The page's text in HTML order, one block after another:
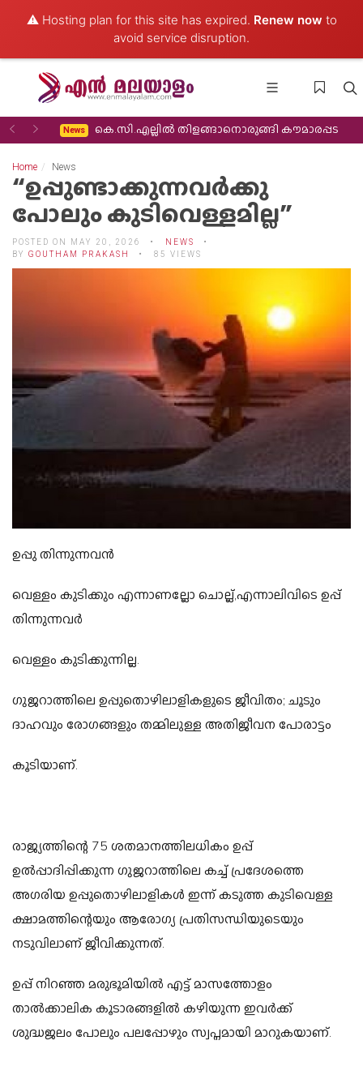
⚠️ Hosting plan for this site has expired. Renew now to
avoid service disruption.
Previous
Next
തിരിച്ചുവരവ് News കെ.സി.എല്ലിൽ തിളങ്ങാനൊരുങ്ങി കൗമാരപ്പട
Home News
“ഉപ്പുണ്ടാക്കുന്നവർക്കു
പോലും കുടിവെള്ളമില്ല”
POSTED ON MAY 20, 2026
NEWS
BY GOUTHAM PRAKASH 85 VIEWS
ഉപ്പു തിന്നുന്നവൻ
വെള്ളം കുടിക്കും എന്നാണല്ലോ ചൊല്ല്,എന്നാലിവിടെ ഉപ്പ്
തിന്നുന്നവർ
വെള്ളം കുടിക്കുന്നില്ല.
ഗുജറാത്തിലെ ഉപ്പുതൊഴിലാളികളുടെ ജീവിതം; ചൂടും
ദാഹവും രോഗങ്ങളും തമ്മിലുള്ള അതിജീവന പോരാട്ടം
കൂടിയാണ്.
രാജ്യത്തിന്റെ 75 ശതമാനത്തിലധികം ഉപ്പ്
ഉൽപ്പാദിപ്പിക്കുന്ന ഗുജറാത്തിലെ കച്ച് പ്രദേശത്തെ
അഗരിയ ഉപ്പുതൊഴിലാളികൾ ഇന്ന് കടുത്ത കുടിവെള്ള
ക്ഷാമത്തിന്റെയും ആരോഗ്യ പ്രതിസന്ധിയുടെയും
നടുവിലാണ് ജീവിക്കുന്നത്.
ഉപ്പ് നിറഞ്ഞ മരുഭൂമിയിൽ എട്ട് മാസത്തോളം
താൽക്കാലിക കൂടാരങ്ങളിൽ കഴിയുന്ന ഇവർക്ക്
ശുദ്ധജലം പോലും പലപ്പോഴും സ്വപ്നമായി മാറുകയാണ്.